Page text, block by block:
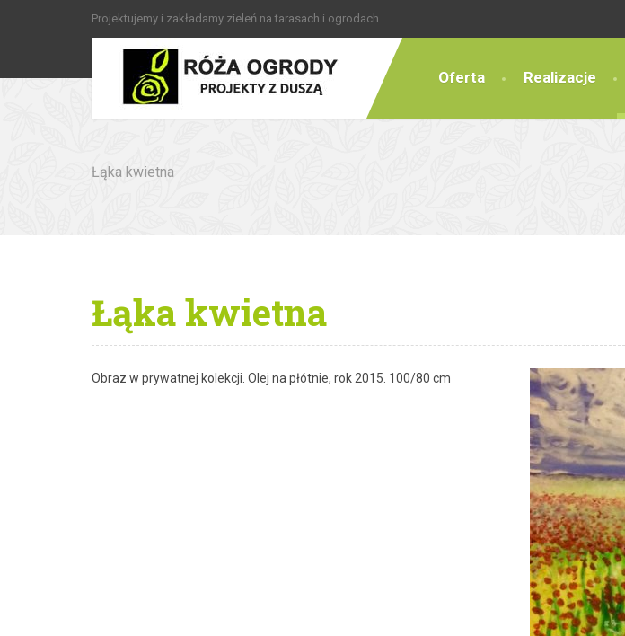
Projektujemy i zakładamy zieleń na tarasach i ogrodach.
Oferta Realizacje
Łąka kwietna
Łąka kwietna
Obraz w prywatnej kolekcji. Olej na płótnie, rok 2015. 100/80 cm